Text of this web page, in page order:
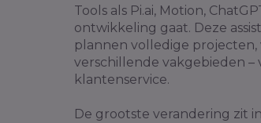
Tools als Pi.ai, Motion,
ontwikkeling gaat. Deze
plannen volledige
verschillende vakgebieden –
klantenservice.
De grootste verandering zit